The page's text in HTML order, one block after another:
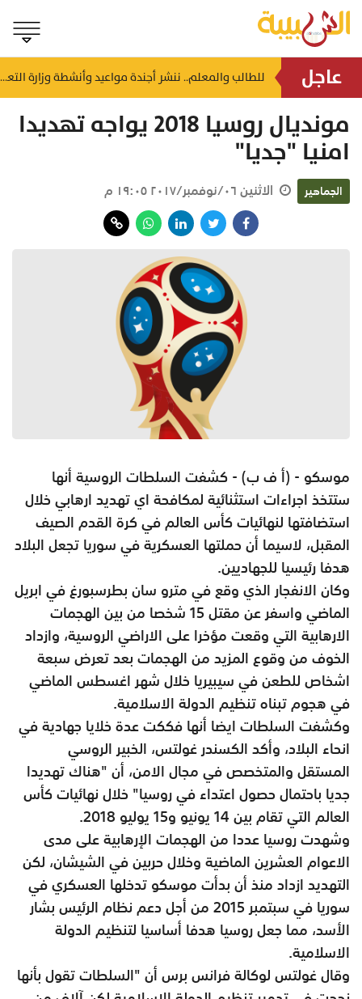
عاجل منذ ساعة للطالب والمعلم.. ننشر أجندة مواعيد وأنشطة وزارة التعليم لشهر أغسطس 2026
مونديال روسيا 2018 يواجه تهديدا
امنيا "جديا"
الجماهير الاثنين ٠٦/نوفمبر/٢٠١٧ ١٩:٠٥ م
موسكو - (أ ف ب) - كشفت السلطات الروسية أنها
ستتخذ اجراءات استثنائية لمكافحة اي تهديد ارهابي خلال
استضافتها لنهائيات كأس العالم في كرة القدم الصيف
المقبل، لاسيما أن حملتها العسكرية في سوريا تجعل البلاد
هدفا رئيسيا للجهاديين.
وكان الانفجار الذي وقع في مترو سان بطرسبورغ في ابريل
الماضي واسفر عن مقتل 15 شخصا من بين الهجمات
الارهابية التي وقعت مؤخرا على الاراضي الروسية، وازداد
الخوف من وقوع المزيد من الهجمات بعد تعرض سبعة
اشخاص للطعن في سيبيريا خلال شهر اغسطس الماضي
في هجوم تبناه تنظيم الدولة الاسلامية.
وكشفت السلطات ايضا أنها فككت عدة خلايا جهادية في
انحاء البلاد، وأكد الكسندر غولتس، الخبير الروسي
المستقل والمتخصص في مجال الامن، أن "هناك تهديدا
جديا باحتمال حصول اعتداء في روسيا" خلال نهائيات كأس
العالم التي تقام بين 14 يونيو و15 يوليو 2018.
وشهدت روسيا عددا من الهجمات الإرهابية على مدى
الاعوام العشرين الماضية وخلال حربين في الشيشان، لكن
التهديد ازداد منذ أن بدأت موسكو تدخلها العسكري في
سوريا في سبتمبر 2015 من أجل دعم نظام الرئيس بشار
الأسد، مما جعل روسيا هدفا أساسيا لتنظيم الدولة
الاسلامية.
وقال غولتس لوكالة فرانس برس أن "السلطات تقول بأنها